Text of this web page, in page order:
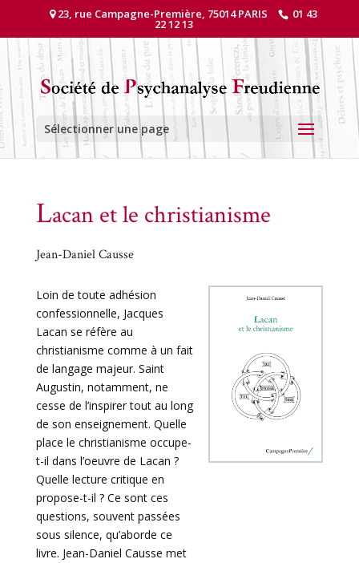
23, rue Campagne-Première, 75014 PARIS 01 43
22 12 13
Sélectionner une page
Lacan et le christianisme
Jean-Daniel Causse
Loin de toute adhésion
confessionnelle, Jacques
Lacan se réfère au
christianisme comme à un fait
de langage majeur. Saint
Augustin, notamment, ne
cesse de l’inspirer tout au long
de son enseignement. Quelle
place le christianisme occupe-
t-il dans l’oeuvre de Lacan ?
Quelle lecture critique en
propose-t-il ? Ce sont ces
questions, souvent passées
sous silence, qu’aborde ce
livre. Jean-Daniel Causse met